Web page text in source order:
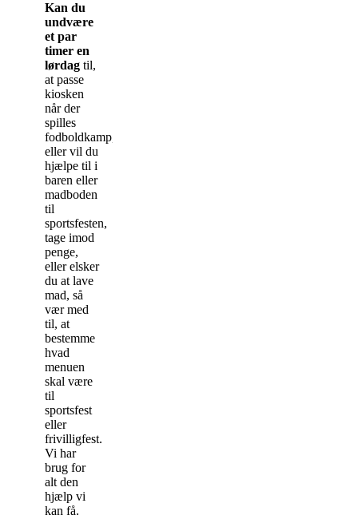
Kan du
undvære
et par
timer en
lørdag til,
at passe
kiosken
når der
spilles
fodboldkamp,
eller vil du
hjælpe til i
baren eller
madboden
til
sportsfesten,
tage imod
penge,
eller elsker
du at lave
mad, så
vær med
til, at
bestemme
hvad
menuen
skal være
til
sportsfest
eller
frivilligfest.
Vi har
brug for
alt den
hjælp vi
kan få.